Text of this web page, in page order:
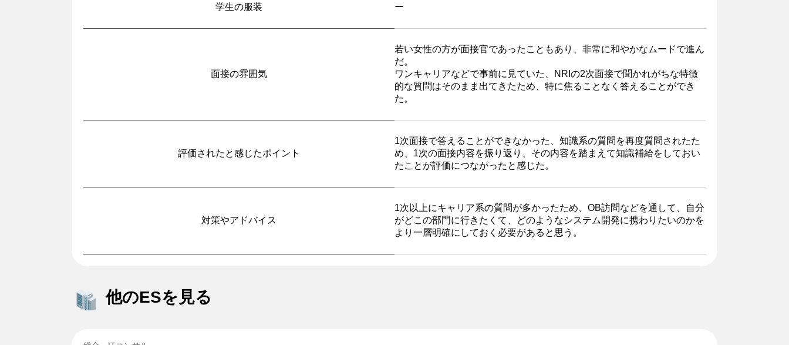
学生の服装 ー
面接の雰囲気
若い女性の方が面接官であったこともあり、非常に和やかなムードで進ん
だ。
ワンキャリアなどで事前に見ていた、NRIの2次面接で聞かれがちな特徴
的な質問はそのまま出てきたため、特に焦ることなく答えることができ
た。
評価されたと感じたポイント
1次面接で答えることができなかった、知識系の質問を再度質問されたた
め、1次の面接内容を振り返り、その内容を踏まえて知識補給をしておい
たことが評価につながったと感じた。
対策やアドバイス
1次以上にキャリア系の質問が多かったため、OB訪問などを通して、自分
がどこの部門に行きたくて、どのようなシステム開発に携わりたいのかを
より一層明確にしておく必要があると思う。
他のESを見る